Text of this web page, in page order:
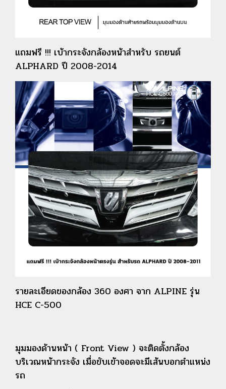
แถมฟรี !!! เบ้ากระจังกล้องหน้าสำหรับ รถยนต์
ALPHARD ปี 2008-2014
รายละเอียดของกล้อง 360 องศา จาก ALPINE รุ่น
HCE C-500
มุมมองด้านหน้า ( Front View ) จะติดตั้งกล้อง
บริเวณหน้ากระจัง เมื่อขับเข้าจอดจะมีเส้นบอกตำแหน่ง
รถ